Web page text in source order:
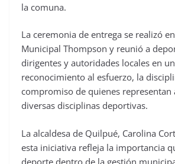
la comuna.
La ceremonia de entrega se realizó
Municipal Thompson y reunió a
dirigentes y autoridades locales en
reconocimiento al esfuerzo, la
compromiso de quienes representan
diversas disciplinas deportivas.
La alcaldesa de Quilpué, Carolina
esta iniciativa refleja la importancia
deporte dentro de la gestión